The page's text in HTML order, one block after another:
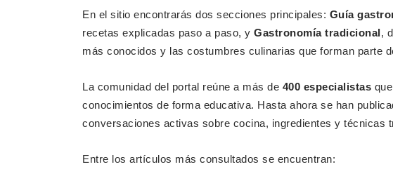
En el sitio encontrarás dos secciones principales: Guía
recetas explicadas paso a paso, y Gastronomía tradicional,
más conocidos y las costumbres culinarias que forman parte
La comunidad del portal reúne a más de 400 especialistas
conocimientos de forma educativa. Hasta ahora se han
conversaciones activas sobre cocina, ingredientes y técnicas
Entre los artículos más consultados se encuentran: